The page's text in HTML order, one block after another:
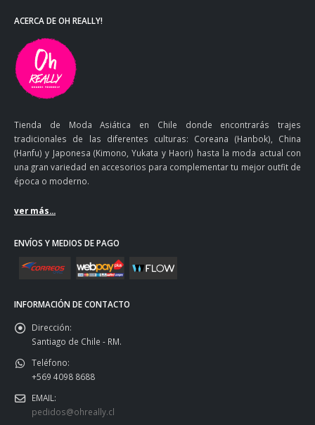
ACERCA DE OH REALLY!
Tienda de Moda Asiática en Chile donde encontrarás trajes
tradicionales de las diferentes culturas: Coreana (Hanbok), China
(Hanfu) y Japonesa (Kimono, Yukata y Haori) hasta la moda actual con
una gran variedad en accesorios para complementar tu mejor outfit de
época o moderno.
ver más...
ENVÍOS Y MEDIOS DE PAGO
INFORMACIÓN DE CONTACTO
Dirección:
Santiago de Chile - RM.
Teléfono:
+569 4098 8688
EMAIL:
pedidos@ohreally.cl